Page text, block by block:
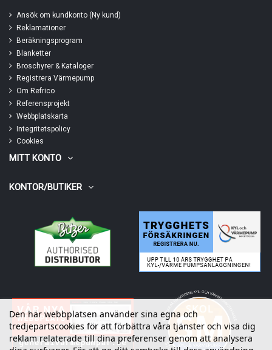
Ansök om kundkonto (Ny kund)
Reklamationer
Beräkningsprogram
Blanketter
Broschyrer & Kataloger
Registrera Värmepump
Om Refrico
Referensprojekt
Webbplatskarta
Integritetspolicy
Cookies
MITT KONTO
KONTOR/BUTIKER
Den här webbplatsen använder sina egna och
tredjepartscookies för att förbättra våra tjänster och visa dig
reklam relaterade till dina preferenser genom att analysera